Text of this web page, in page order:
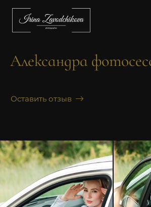
Александра
Оставить отзыв